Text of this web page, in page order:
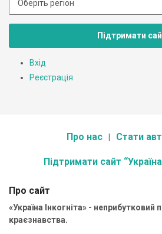
Підтримати
Вхід
Реєстрація
Про нас Стати
Підтримати сайт “Україна
Про сайт
«Україна Інкогніта» - неприбутковий
краєзнавства.